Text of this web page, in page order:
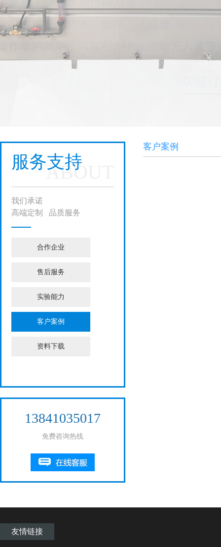
ABOUT
服务支持
我们承诺
高端定制 品质服务
合作企业
售后服务
实验能力
客户案例
资料下载
13841035017
免费咨询热线
客户案例
友情链接